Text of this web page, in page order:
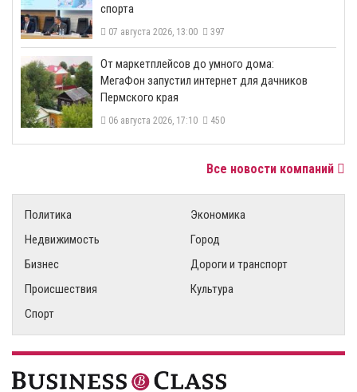
спорта
07 августа 2026, 13:00 397
От маркетплейсов до умного дома:
МегаФон запустил интернет для дачников
Пермского края
06 августа 2026, 17:10 450
Все новости компаний
Политика
Экономика
Недвижимость
Город
Бизнес
Дороги и транспорт
Происшествия
Культура
Спорт